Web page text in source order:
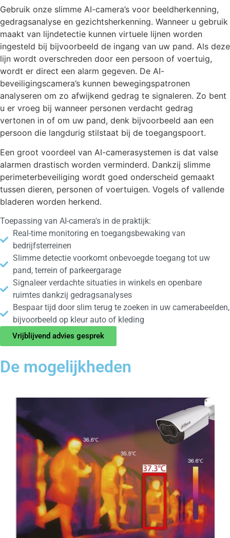
Gebruik onze slimme AI-camera’s voor beeldherkenning,
gedragsanalyse en gezichtsherkenning. Wanneer u gebruik
maakt van lijndetectie kunnen virtuele lijnen worden
ingesteld bij bijvoorbeeld de ingang van uw pand. Als deze
lijn wordt overschreden door een persoon of voertuig,
wordt er direct een alarm gegeven. De AI-
beveiligingscamera’s kunnen bewegingspatronen
analyseren om zo afwijkend gedrag te signaleren. Zo bent
u er vroeg bij wanneer personen verdacht gedrag
vertonen in of om uw pand, denk bijvoorbeeld aan een
persoon die langdurig stilstaat bij de toegangspoort.
Een groot voordeel van AI-camerasystemen is dat valse
alarmen drastisch worden verminderd. Dankzij slimme
perimeterbeveiliging wordt goed onderscheid gemaakt
tussen dieren, personen of voertuigen. Vogels of vallende
bladeren worden herkend.
Toepassing van AI-camera's in de praktijk:
Real-time monitoring en toegangsbewaking van
bedrijfsterreinen
Slimme detectie voorkomt onbevoegde toegang tot uw
pand, terrein of parkeergarage
Signaleer verdachte situaties in winkels en openbare
ruimtes dankzij gedragsanalyses
Bespaar tijd door slim terug te zoeken in uw camerabeelden,
bijvoorbeeld op kleur auto of kleding
Vrijblijvend advies gesprek
De mogelijkheden